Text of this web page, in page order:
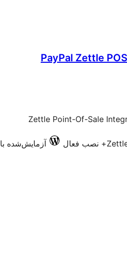
PayPal Zettle
Zettle Point-Of-Sale
آزمایش‌شده با 6.9.5